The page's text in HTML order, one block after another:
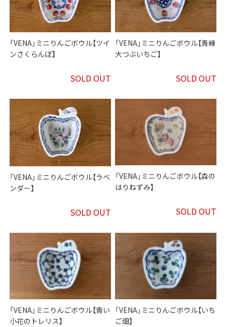
「VENA」ミニりんごボウル【ツイ
ンさくらんぼ】
SOLD OUT
「VENA」ミニりんごボウル【青縁
大つぶいちご】
SOLD OUT
「VENA」ミニりんごボウル【ラベ
ンダー】
SOLD OUT
「VENA」ミニりんごボウル【森の
はりねずみ】
SOLD OUT
「VENA」ミニりんごボウル【青い
小花のトレリス】
「VENA」ミニりんごボウル【いち
ご畑】